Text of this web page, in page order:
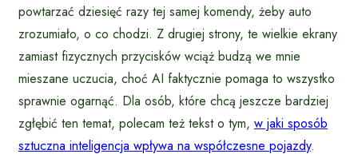
powtarzać dziesięć razy tej samej komendy, żeby auto
zrozumiało, o co chodzi. Z drugiej strony, te wielkie ekrany
zamiast fizycznych przycisków wciąż budzą we mnie
mieszane uczucia, choć AI faktycznie pomaga to wszystko
sprawnie ogarnąć. Dla osób, które chcą jeszcze bardziej
zgłębić ten temat, polecam też tekst o tym, w jaki sposób
sztuczna inteligencja wpływa na współczesne pojazdy.